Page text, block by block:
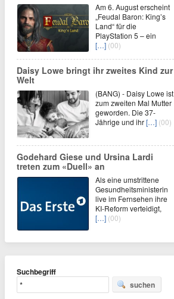
Am 6. August erscheint
„Feudal Baron: King’s
Land“ für die
PlayStation 5 – ein
[…] (00)
Daisy Lowe bringt ihr zweites Kind zur
Welt
(BANG) - Daisy Lowe ist
zum zweiten Mal Mutter
geworden. Die 37-
Jährige und ihr[…] (00)
Godehard Giese und Ursina Lardi
treten zum «Duell» an
Als eine umstrittene
Gesundheitsministerin
live im Fernsehen ihre
KI-Reform verteidigt,
[…] (00)
Suchbegriff
suchen